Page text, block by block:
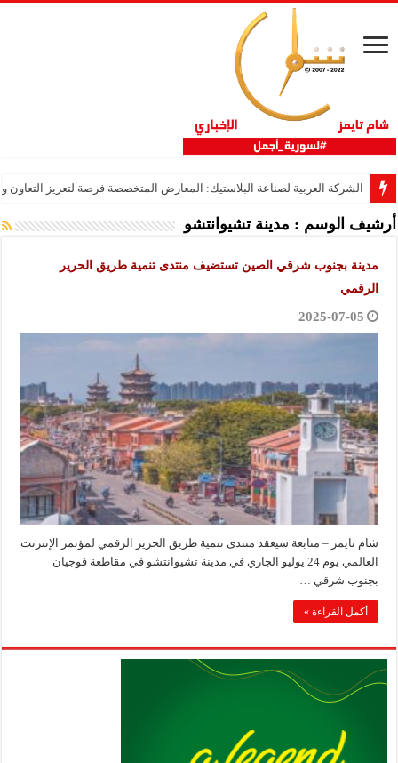
الشركة العربية لصناعة البلاستيك: المعارض المتخصصة فرصة لتعزيز
أرشيف الوسم : مدينة تشيوانتشو
مدينة بجنوب شرقي الصين تستضيف منتدى تنمية طريق الحرير
الرقمي
2025-07-05
شام تايمز – متابعة سيعقد منتدى تنمية طريق الحرير الرقمي لمؤتمر الإنترنت
العالمي يوم 24 يوليو الجاري في مدينة تشيوانتشو في مقاطعة فوجيان
بجنوب شرقي …
أكمل القراءة »